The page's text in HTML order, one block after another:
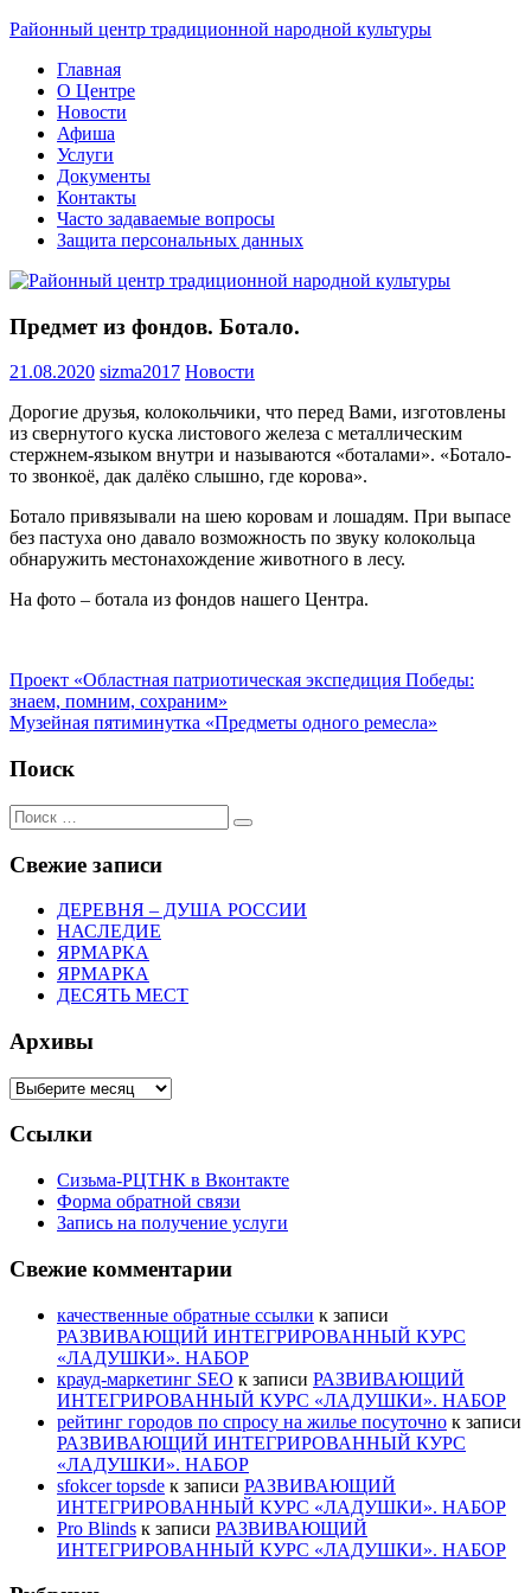
Skip
content
Районный центр традиционной народной культуры
Главная
О Центре
Новости
Афиша
Услуги
Документы
Контакты
Часто задаваемые вопросы
Защита персональных данных
Предмет из фондов. Ботало.
21.08.2020 sizma2017 Новости
Дорогие друзья, колокольчики, что перед Вами, изготовлены
из свернутого куска листового железа с металлическим
стержнем-языком внутри и называются «боталами». «Ботало-
то звонкоё, дак далёко слышно, где корова».
Ботало привязывали на шею коровам и лошадям. При выпасе
без пастуха оно давало возможность по звуку колокольца
обнаружить местонахождение животного в лесу.
На фото – ботала из фондов нашего Центра.
Навигация
по
Предыдущий:
Проект «Областная патриотическая экспедиция Победы:
знаем, помним, сохраним»
Следующий:
Музейная пятиминутка «Предметы одного ремесла»
Поиск
Поиск:
Поиск
Свежие записи
ДЕРЕВНЯ – ДУША РОССИИ
НАСЛЕДИЕ
ЯРМАРКА
ЯРМАРКА
ДЕСЯТЬ МЕСТ
Архивы
Архивы
Ссылки
Сизьма-РЦТНК в Вконтакте
Форма обратной связи
Запись на получение услуги
Свежие комментарии
качественные обратные ссылки к записи
РАЗВИВАЮЩИЙ ИНТЕГРИРОВАННЫЙ КУРС
«ЛАДУШКИ». НАБОР
крауд-маркетинг SEO к записи РАЗВИВАЮЩИЙ
ИНТЕГРИРОВАННЫЙ КУРС «ЛАДУШКИ». НАБОР
рейтинг городов по спросу на жилье посуточно к записи
РАЗВИВАЮЩИЙ ИНТЕГРИРОВАННЫЙ КУРС
«ЛАДУШКИ». НАБОР
sfokcer topsde к записи РАЗВИВАЮЩИЙ
ИНТЕГРИРОВАННЫЙ КУРС «ЛАДУШКИ». НАБОР
Pro Blinds к записи РАЗВИВАЮЩИЙ
ИНТЕГРИРОВАННЫЙ КУРС «ЛАДУШКИ». НАБОР